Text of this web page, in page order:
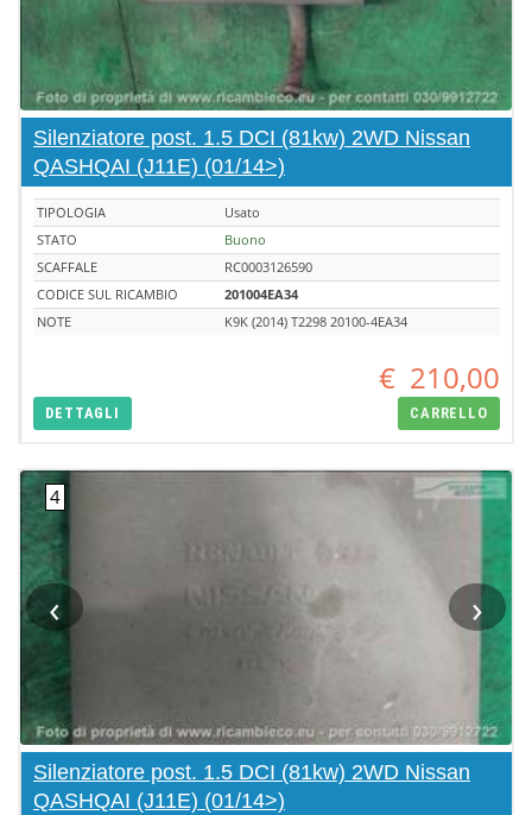
Silenziatore post. 1.5 DCI (81kw) 2WD Nissan
QASHQAI (J11E) (01/14>)
TIPOLOGIA
Usato
STATO
Buono
SCAFFALE
RC0003126590
CODICE SUL RICAMBIO
201004EA34
NOTE
K9K (2014) T2298 20100-4EA34
€ 210,00
DETTAGLI CARRELLO
‹ ›
Silenziatore post. 1.5 DCI (81kw) 2WD Nissan
QASHQAI (J11E) (01/14>)